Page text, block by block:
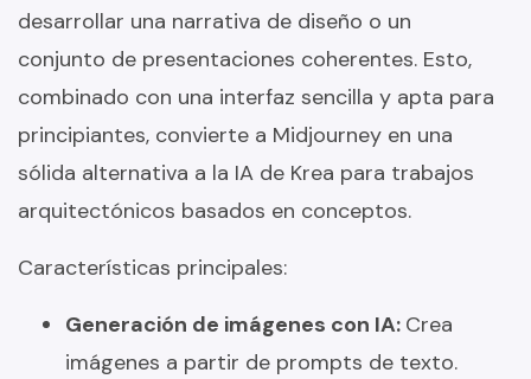
desarrollar una narrativa de diseño o un
conjunto de presentaciones coherentes. Esto,
combinado con una interfaz sencilla y apta para
principiantes, convierte a Midjourney en una
sólida alternativa a la IA de Krea para trabajos
arquitectónicos basados en conceptos.
Características principales:
Generación de imágenes con IA: Crea
imágenes a partir de prompts de texto.